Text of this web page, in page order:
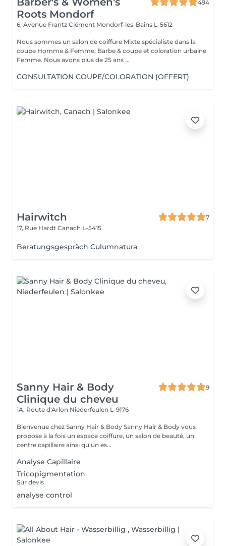
Roots Mondorf
494
6, Avenue Frantz Clément Mondorf-les-Bains L-5612
Nous sommes un salon de coiffure Mixte spécialiste dans la
coupe Homme & Femme, Barbe & coupe et coloration urbaine
Femme. Nous avons plus de 25 ans ...
CONSULTATION COUPE/COLORATION (OFFERT)
Hairwitch
7
17, Rue Hardt Canach L-5415
Beratungsgespräch Culumnatura
Sanny Hair & Body
Clinique du cheveu
9
1A, Route d'Arlon Niederfeulen L-9176
Bienvenue chez Sanny Hair & Body Sanny Hair & Body vous
propose à la fois un espace coiffure, un salon de beauté, un
centre capillaire ainsi qu'un es...
Analyse Capillaire
Tricopigmentation
Sur devis
analyse control